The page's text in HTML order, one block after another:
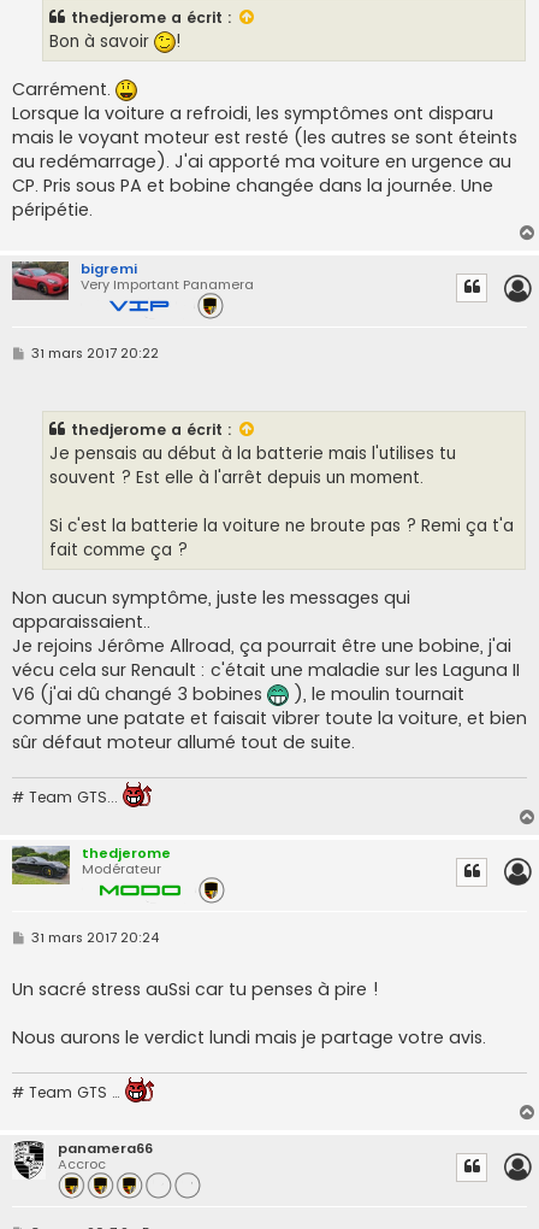
thedjerome a écrit :
Bon à savoir !
Carrément.
Lorsque la voiture a refroidi, les symptômes ont disparu
mais le voyant moteur est resté (les autres se sont éteints
au redémarrage). J'ai apporté ma voiture en urgence au
CP. Pris sous PA et bobine changée dans la journée. Une
péripétie.
bigremi
Very Important Panamera
M
31 mars 2017 20:22
thedjerome a écrit :
Je pensais au début à la batterie mais l'utilises tu
souvent ? Est elle à l'arrêt depuis un moment.
Si c'est la batterie la voiture ne broute pas ? Remi ça t'a
fait comme ça ?
Non aucun symptôme, juste les messages qui
apparaissaient..
Je rejoins Jérôme Allroad, ça pourrait être une bobine, j'ai
vécu cela sur Renault : c'était une maladie sur les Laguna II
V6 (j'ai dû changé 3 bobines
), le moulin tournait
comme une patate et faisait vibrer toute la voiture, et bien
sûr défaut moteur allumé tout de suite.
# Team GTS...
thedjerome
Modérateur
M
s
a
e
31 mars 2017 20:24
Un sacré stress auSsi car tu penses à pire !
Nous aurons le verdict lundi mais je partage votre avis.
# Team GTS …
panamera66
Accroc